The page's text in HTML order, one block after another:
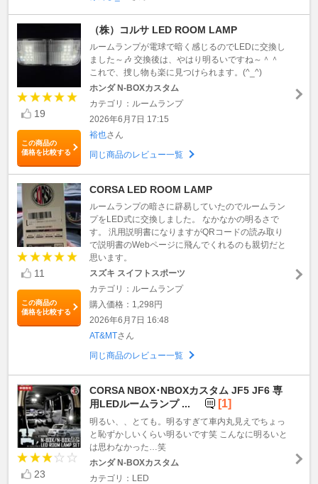
19
この商品の
価格を比較する
（株）コルサ LED ROOM LAMP
ルームランプが電球で暗く感じるのでLEDに交換し
ました～🎶 交換後は、やはり明るいですね～＾＾
これで、捜し物も楽に見つけられます。(^_^)
ホンダ N-BOXカスタム
カテゴリ：ルームランプ
2026年6月7日 17:15
裕也さん
同じ商品のレビュー一覧
11
この商品の
価格を比較する
CORSA LED ROOM LAMP
ルームランプの暗さに辟易していたのでルームラン
プをLED式に交換しました。 なかなかの明るさで
す。 汎用説明書になりますがQRコードの読み取り
で説明書のWebページに飛んでくれるのも親切だと
思います。
スズキ スイフトスポーツ
カテゴリ：ルームランプ
購入価格：1,298円
2026年6月7日 16:48
AT&MTさん
同じ商品のレビュー一覧
23
CORSA NBOX･NBOXカスタム JF5 JF6 専
用LEDルームランプ ...
[1]
明るい、、とても。明るすぎて車内丸見えでちょっ
と恥ずかしいくらい明るいです笑 こんなに明るいと
は思わなかった…笑
ホンダ N-BOXカスタム
カテゴリ：LED